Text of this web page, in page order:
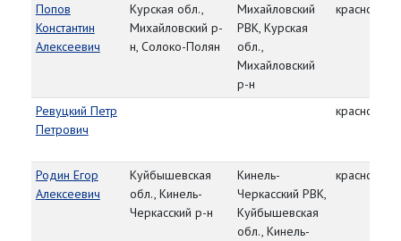
Попов
Константин
Алексеевич
Курская обл.,
Михайловский р-
н, Солоко-Полян
Михайловский
РВК, Курская
обл.,
Михайловский
р-н
Ревуцкий Петр
Петрович
Родин Егор
Алексеевич
Куйбышевская
обл., Кинель-
Черкасский р-н
Кинель-
Черкасский РВК,
Куйбышевская
обл., Кинель-